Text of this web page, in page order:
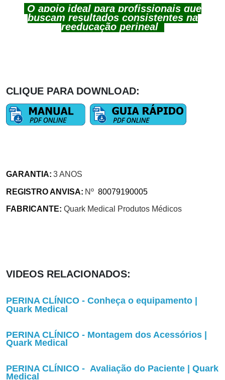
O apoio ideal para profissionais que
buscam resultados consistentes na
reeducação perineal
CLIQUE PARA DOWNLOAD:
GARANTIA: 3 ANOS
REGISTRO ANVISA: Nº 80079190005
FABRICANTE: Quark Medical Produtos Médicos
VIDEOS RELACIONADOS:
PERINA CLÍNICO - Conheça o equipamento |
Quark Medical
PERINA CLÍNICO - Montagem dos Acessórios |
Quark Medical
PERINA CLÍNICO - Avaliação do Paciente | Quark
Medical